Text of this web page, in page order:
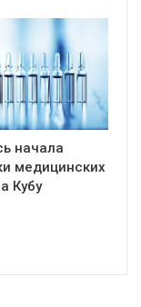
начала
медицинских
Кубу